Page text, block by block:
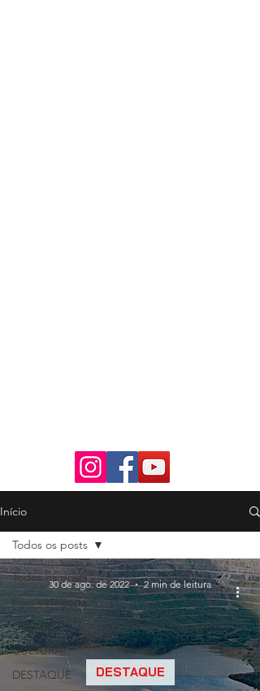
Início
Todos os posts
Sem categoria
CIDADE
CULTURA
DESTAQUE
Todos os posts
DESTAQUE
30 de ago. de 2022 2 min de leitura